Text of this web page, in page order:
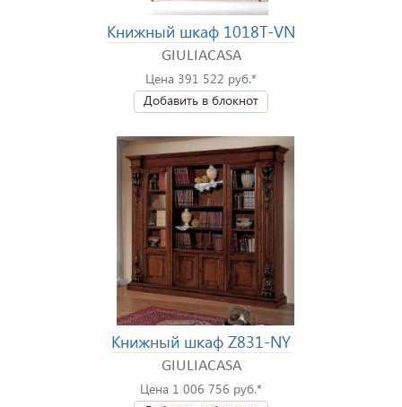
Книжный шкаф 1018T-VN
GIULIACASA
Цена 391 522 руб.*
Добавить в блокнот
Книжный шкаф Z831-NY
GIULIACASA
Цена 1 006 756 руб.*